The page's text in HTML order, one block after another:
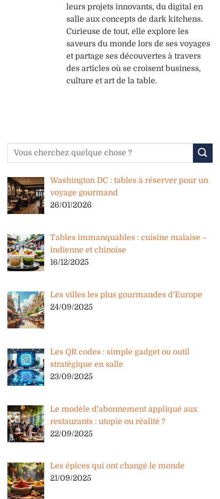
leurs projets innovants, du digital en
salle aux concepts de dark kitchens.
Curieuse de tout, elle explore les
saveurs du monde lors de ses voyages
et partage ses découvertes à travers
des articles où se croisent business,
culture et art de la table.
Washington DC : tables à réserver pour un
voyage gourmand
26/01/2026
Tables immanquables : cuisine malaise –
indienne et chinoise
16/12/2025
Les villes les plus gourmandes d’Europe
24/09/2025
Les QR codes : simple gadget ou outil
stratégique en salle
23/09/2025
Le modèle d’abonnement appliqué aux
restaurants : utopie ou réalité ?
22/09/2025
Les épices qui ont changé le monde
21/09/2025